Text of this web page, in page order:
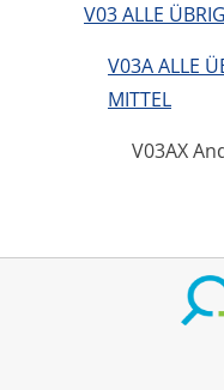
V03 ALLE
V03A ALLE
MITTEL
V03AX